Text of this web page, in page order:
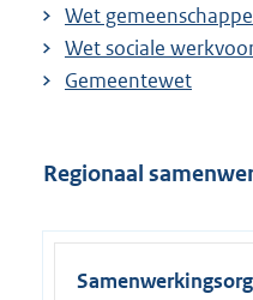
Wet
Wet sociale
Gemeentewet
Regionaal